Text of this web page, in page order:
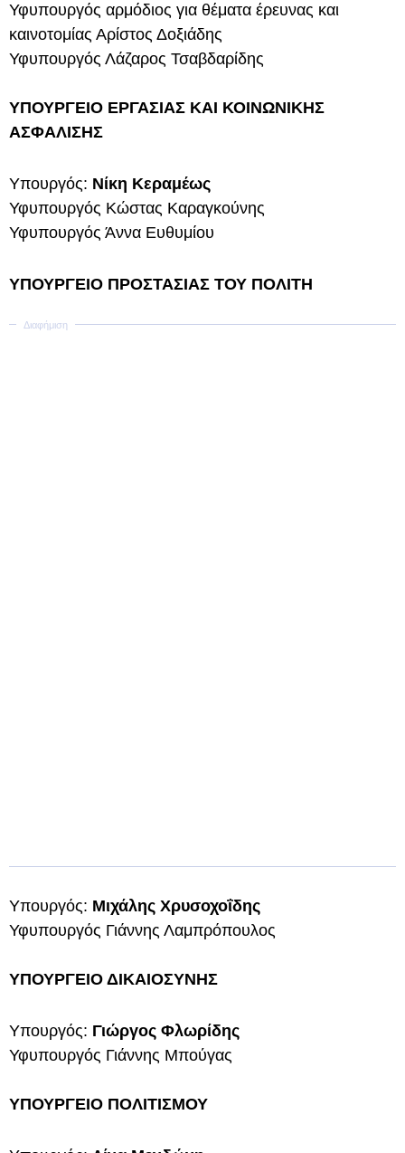
Υφυπουργός αρμόδιος για θέματα έρευνας και
καινοτομίας Αρίστος Δοξιάδης
Υφυπουργός Λάζαρος Τσαβδαρίδης
ΥΠΟΥΡΓΕΙΟ ΕΡΓΑΣΙΑΣ ΚΑΙ ΚΟΙΝΩΝΙΚΗΣ
ΑΣΦΑΛΙΣΗΣ
Υπουργός: Νίκη Κεραμέως
Υφυπουργός Κώστας Καραγκούνης
Υφυπουργός Άννα Ευθυμίου
ΥΠΟΥΡΓΕΙΟ ΠΡΟΣΤΑΣΙΑΣ ΤΟΥ ΠΟΛΙΤΗ
Υπουργός: Μιχάλης Χρυσοχοΐδης
Υφυπουργός Γιάννης Λαμπρόπουλος
ΥΠΟΥΡΓΕΙΟ ΔΙΚΑΙΟΣΥΝΗΣ
Υπουργός: Γιώργος Φλωρίδης
Υφυπουργός Γιάννης Μπούγας
ΥΠΟΥΡΓΕΙΟ ΠΟΛΙΤΙΣΜΟΥ